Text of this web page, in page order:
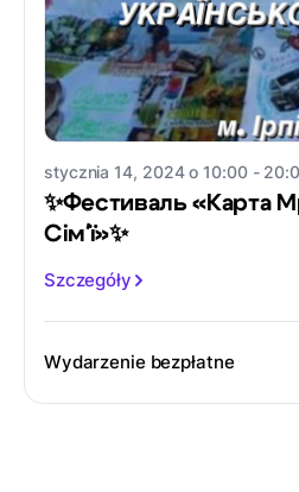
stycznia 14, 2024 o 10:00 -
✨Фестиваль «Карта
Сімʼї»✨
Szczegóły
Wydarzenie bezpłatne